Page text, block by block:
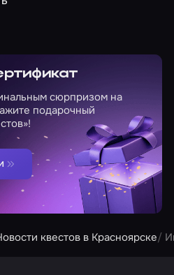
сюрпризом на
подарочный
квестов в Красноярске